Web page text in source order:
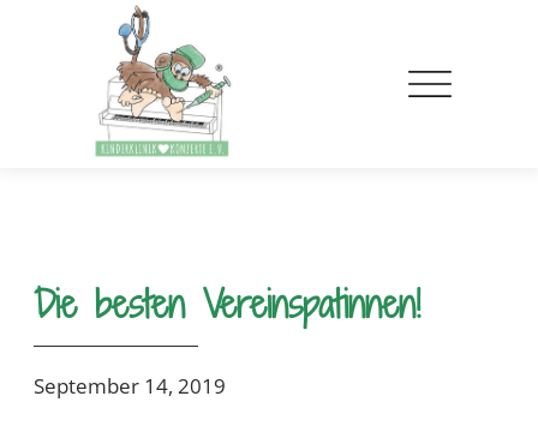
Die besten Vereinspatinnen!
September 14, 2019